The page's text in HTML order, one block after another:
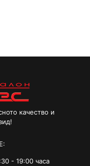
качество и
- 19:00 часа